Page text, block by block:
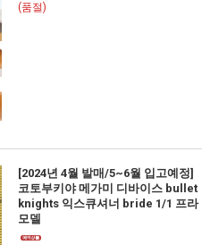
(품절)
[2024년 4월 발매/5~6월 입고예정]
코토부키야 메가미 디바이스 bullet
knights 익스큐셔너 bride 1/1 프라
모델